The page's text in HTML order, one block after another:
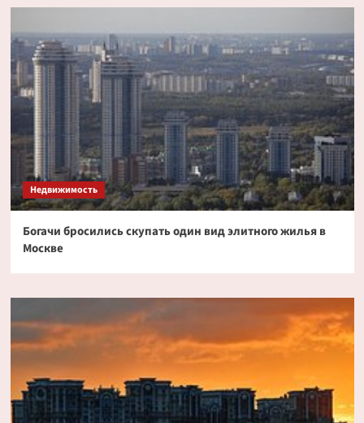
Недвижимость
Богачи бросились скупать один вид элитного жилья в
Москве